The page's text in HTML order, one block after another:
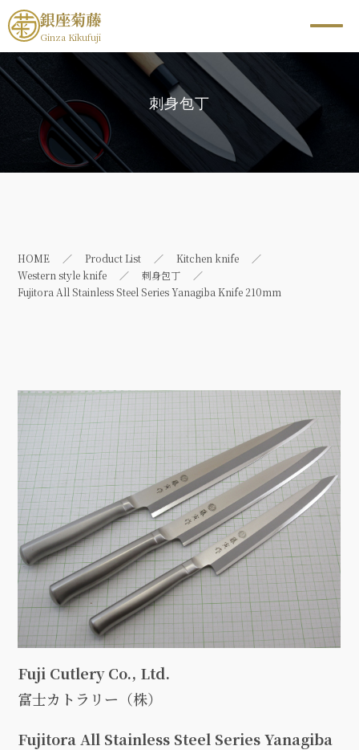
銀座菊藤
Ginza Kikufuji
刺身包丁
HOME Product List
Kitchen knife
Western style knife
刺身包丁
Fujitora All Stainless Steel Series Yanagiba Knife 210mm
Fuji Cutlery Co., Ltd.
富士カトラリー（株）
Fujitora All Stainless Steel Series Yanagiba